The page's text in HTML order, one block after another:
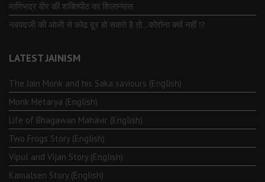
माणिभद्र वीर की शक्तिपीठ का शिलान्यास
नवपदजी की ओली से कोढ दूर हो सकते है तो…कोरोना क्यों नहीं ⁉️
LATEST JAINISM
The Jain Monk and his Saka saviours (English)
Monk Metarya (English)
Life of Bhagawän Mahävir (English)
Two Frogs Story (English)
Vipul and Vijan Story (English)
Kamalsen Story (English)